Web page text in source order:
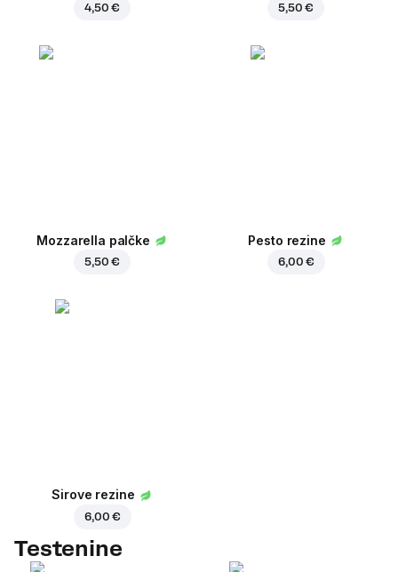
4,50 € 5,50 €
Mozzarella palčke
5,50 €
Pesto rezine
6,00 €
Sirove rezine
6,00 €
Testenine